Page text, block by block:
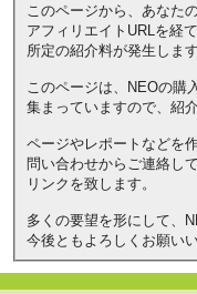
このページから、あなた
アフィリエイトURLを経
所定の紹介料が発生しま
このページは、NEOの購
集まっていますので、紹
ページやレポートなどを
問い合わせからご連絡し
リンクを致します。
多くの要望を形にして、
今後ともよろしくお願い